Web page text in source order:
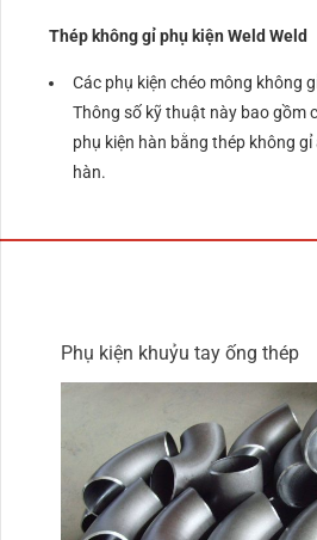
Thép không gỉ phụ kiện Weld Weld
Các phụ kiện chéo mông không
Thông số kỹ thuật này bao gồm
phụ kiện hàn bằng thép không
hàn.
Phụ kiện khuỷu tay ống thép